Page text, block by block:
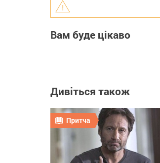
Вам буде цікаво
Дивіться також
Притча